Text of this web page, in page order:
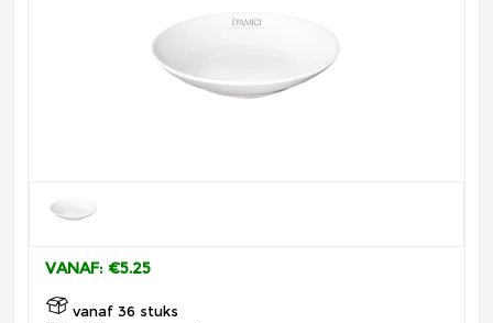
VANAF: €5.25
vanaf 36 stuks